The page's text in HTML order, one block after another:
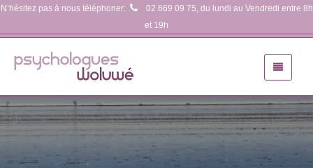
N’hésitez pas à nous téléphoner: 02 669 09 75, du lundi au Vendredi entre 8h
et 19h